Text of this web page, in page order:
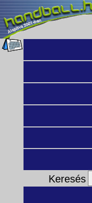
Keresés